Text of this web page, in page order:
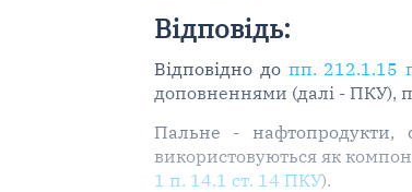
Відповідь:
Відповідно до пп. 212.1.15
доповненнями (далі - ПКУ),
Пальне - нафтопродукти,
використовуються як
1 п. 14.1 ст. 14 ПКУ).